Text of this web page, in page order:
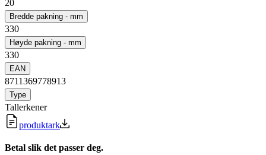
20
Bredde pakning - mm
330
Høyde pakning - mm
330
EAN
8711369778913
Type
Tallerkener
produktark
Betal slik det passer deg.